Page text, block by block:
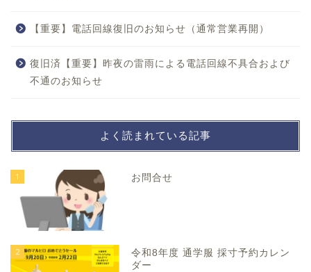
【重要】電話回線復旧のお知らせ（通常営業再開）
復旧済【重要】昨夜の雷雨による電話回線不具合および
不通のお知らせ
よく読まれている記事
1 お問合せ
2
令和8年度 通学服 採寸予約カレン
ダー